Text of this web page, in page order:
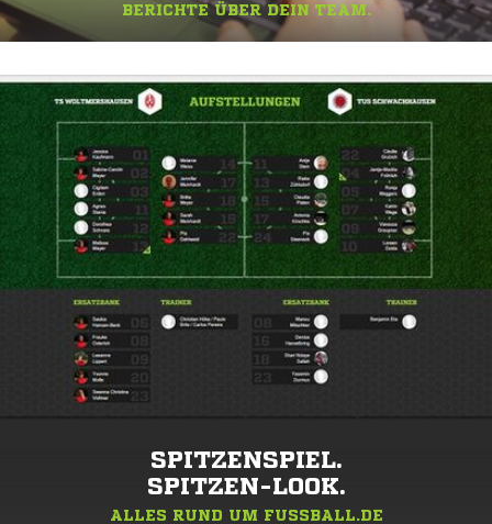
BERICHTE ÜBER DEIN TEAM.
SPITZENSPIEL.
SPITZEN-LOOK.
ALLES RUND UM FUSSBALL.DE